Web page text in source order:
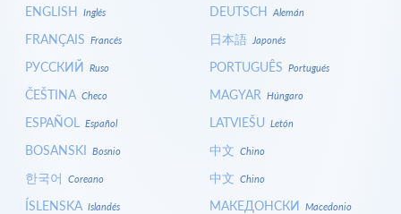
ENGLISH Inglés
FRANÇAIS Francés
РУССКИЙ Ruso
ČEŠTINA Checo
ESPAÑOL Español
BOSANSKI Bosnio
한국어 Coreano
ÍSLENSKA Islandés
DEUTSCH Alemán
日本語 Japonés
PORTUGUÊS Portugués
MAGYAR Húngaro
LATVIEŠU Letón
中文 Chino
中文 Chino
МАКЕДОНСКИ Macedonio